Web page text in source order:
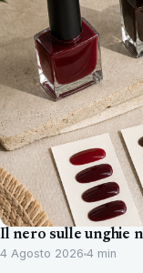
Il nero sulle unghie
4 Agosto 2026 4 min